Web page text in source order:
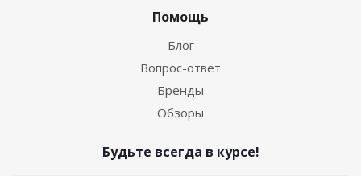
Помощь
Блог
Вопрос-ответ
Бренды
Обзоры
Будьте всегда в курсе!